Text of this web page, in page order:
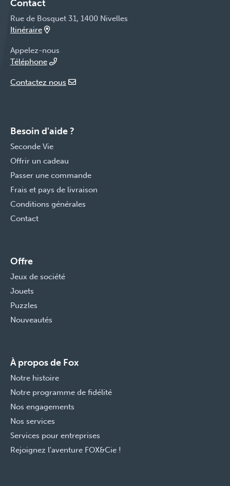
Contact
Rue de Bosquet 31, 1400 Nivelles
Itinéraire
Appelez-nous
Téléphone
Contactez nous
Besoin d'aide ?
Seconde Vie
Offrir un cadeau
Passer une commande
Frais et pays de livraison
Conditions générales
Contact
Offre
Jeux de société
Jouets
Puzzles
Nouveautés
À propos de Fox
Notre histoire
Notre programme de fidélité
Nos engagements
Nos services
Services pour entreprises
Rejoignez l'aventure FOX&Cie !